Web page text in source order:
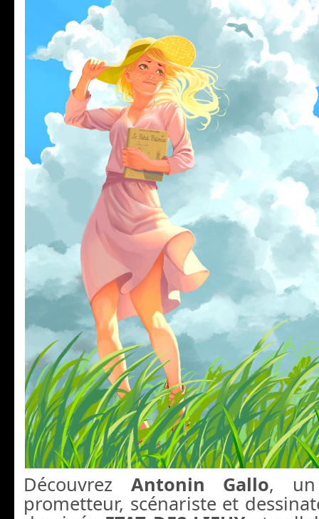
Découvrez Antonin Gallo, un
prometteur, scénariste et